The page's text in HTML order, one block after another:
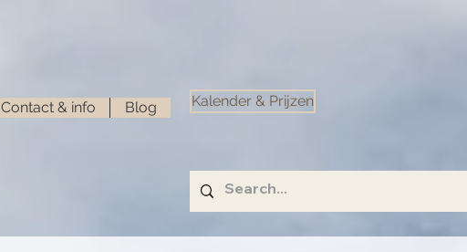
Contact & info Blog Kalender & Prijzen